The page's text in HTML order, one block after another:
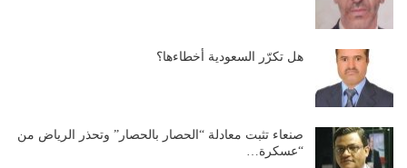
هل تكرّر السعودية أخطاءها؟
صنعاء تثبت معادلة “الحصار بالحصار” وتحذر الرياض من
“عسكرة…